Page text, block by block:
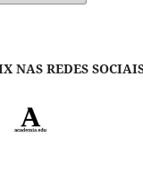
NAS REDES